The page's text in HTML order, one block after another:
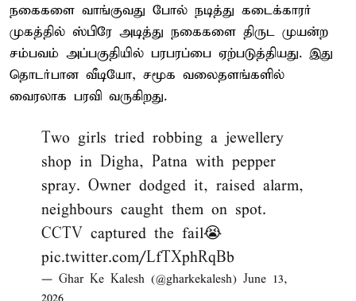
நகைகளை வாங்குவது போல் நடித்து கடைக்காரர்
முகத்தில் ஸ்பிரே அடித்து நகைகளை திருட முயன்ற
சம்பவம் அப்பகுதியில் பரபரப்பை ஏற்படுத்தியது. இது
தொடர்பான வீடியோ, சமூக வலைதளங்களில்
வைரலாக பரவி வருகிறது.
Two girls tried robbing a jewellery
shop in Digha, Patna with pepper
spray. Owner dodged it, raised alarm,
neighbours caught them on spot.
CCTV captured the fail😭
pic.twitter.com/LfTXphRqBb
— Ghar Ke Kalesh (@gharkekalesh) June 13,